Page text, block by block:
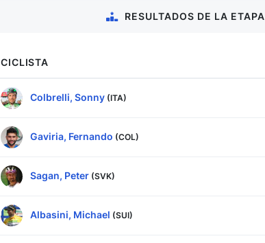
RESULTADOS DE LA ETAPA
CICLISTA
Colbrelli, Sonny (ITA)
Gaviria, Fernando (COL)
Sagan, Peter (SVK)
Albasini, Michael (SUI)